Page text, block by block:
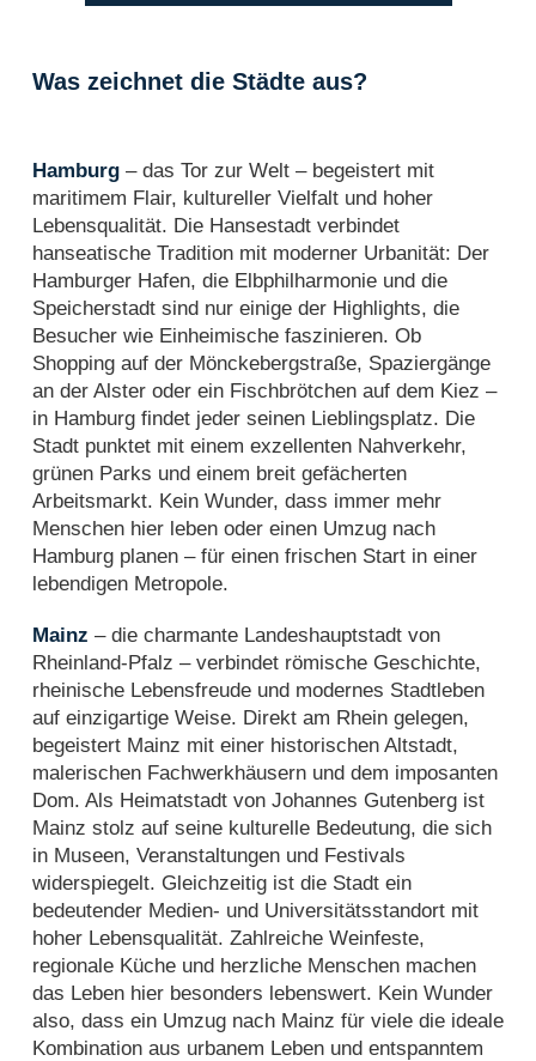
Was zeichnet die Städte aus?
Hamburg – das Tor zur Welt – begeistert mit
maritimem Flair, kultureller Vielfalt und hoher
Lebensqualität. Die Hansestadt verbindet
hanseatische Tradition mit moderner Urbanität: Der
Hamburger Hafen, die Elbphilharmonie und die
Speicherstadt sind nur einige der Highlights, die
Besucher wie Einheimische faszinieren. Ob
Shopping auf der Mönckebergstraße, Spaziergänge
an der Alster oder ein Fischbrötchen auf dem Kiez –
in Hamburg findet jeder seinen Lieblingsplatz. Die
Stadt punktet mit einem exzellenten Nahverkehr,
grünen Parks und einem breit gefächerten
Arbeitsmarkt. Kein Wunder, dass immer mehr
Menschen hier leben oder einen Umzug nach
Hamburg planen – für einen frischen Start in einer
lebendigen Metropole.
Mainz – die charmante Landeshauptstadt von
Rheinland-Pfalz – verbindet römische Geschichte,
rheinische Lebensfreude und modernes Stadtleben
auf einzigartige Weise. Direkt am Rhein gelegen,
begeistert Mainz mit einer historischen Altstadt,
malerischen Fachwerkhäusern und dem imposanten
Dom. Als Heimatstadt von Johannes Gutenberg ist
Mainz stolz auf seine kulturelle Bedeutung, die sich
in Museen, Veranstaltungen und Festivals
widerspiegelt. Gleichzeitig ist die Stadt ein
bedeutender Medien- und Universitätsstandort mit
hoher Lebensqualität. Zahlreiche Weinfeste,
regionale Küche und herzliche Menschen machen
das Leben hier besonders lebenswert. Kein Wunder
also, dass ein Umzug nach Mainz für viele die ideale
Kombination aus urbanem Leben und entspanntem